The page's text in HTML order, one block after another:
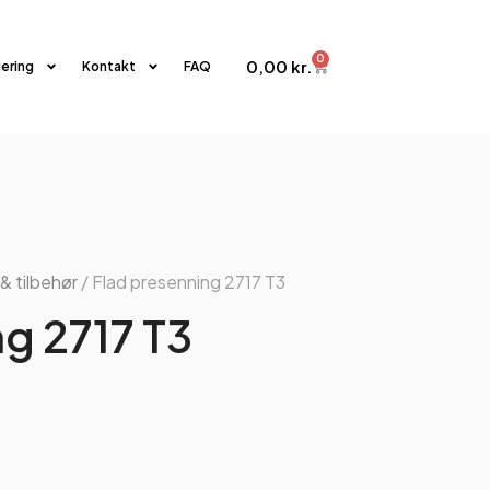
Kontakt FAQ 0,00 kr. 0
tilbehør/ Flad presenning 2717 T3
2717 T3